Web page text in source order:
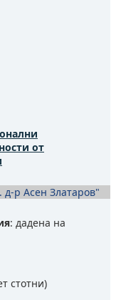
от
р Асен Златаров"
: дадена на
стотни)